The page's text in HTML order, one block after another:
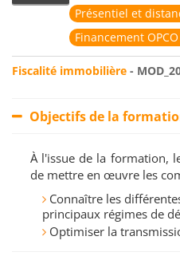
Présentiel et
Financement
Fiscalité immobilière -
Objectifs de la
À l'issue de la formation,
de mettre en œuvre les
Connaître les
principaux régimes de
Optimiser la